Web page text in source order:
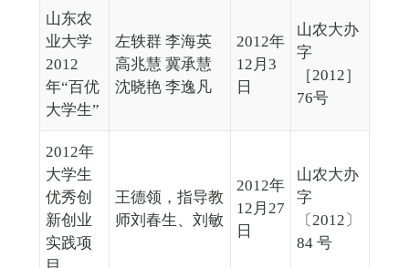
山东农
业大学
2012
年“百优
大学生”
左轶群 李海英
高兆慧 冀承慧
沈晓艳 李逸凡
2012年
12月3
日
山农大办
字
［2012］
76号
2012年
大学生
优秀创
新创业
实践项
王德领，指导教
师刘春生、刘敏
2012年
12月27
日
山农大办
字
〔2012〕
84 号